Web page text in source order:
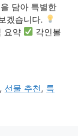
담아 특별한
겠습니다.
요약
각인볼
, 선물 추천 , 특